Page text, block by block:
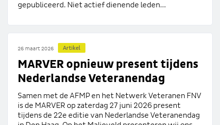
gepubliceerd. Niet actief dienende leden...
26 maart 2026 Artikel
MARVER opnieuw present tijdens
Nederlandse Veteranendag
Samen met de AFMP en het Netwerk Veteranen FNV
is de MARVER op zaterdag 27 juni 2026 present
tijdens de 22e editie van Nederlandse Veteranendag